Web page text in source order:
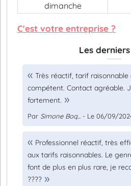
dimanche
C'est votre entreprise ?
Les
Très réactif, tarif
compétent. Contact agréable.
fortement.
Par Simone Boq... - Le 06/09/
Professionnel réactif, très
aux tarifs raisonnables. Le
font de plus en plus rare, je
????